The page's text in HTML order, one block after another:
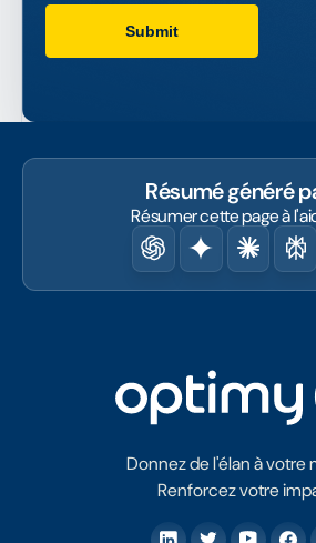
Résumé généré
Résumer cette page à
Donnez de l'élan à votre
Renforcez votre